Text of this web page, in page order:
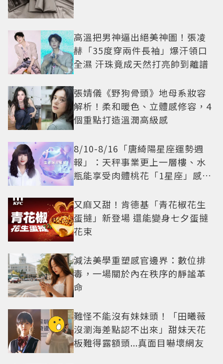
高溫把男神逼出絕美神圖！張凌
赫「35度穿兩件長袖」爆汗領口
全濕 汗珠竟成天然打亮帥到離譜
張婧儀《野狗骨頭》地母系妝容
解析！柔和暖色、立體感修容，4
個重點打造溫潤高級感
8/10-8/16「唐綺陽星座運勢週
報」：天秤事業更上一層樓、水
瓶能享受肉體桃花「1星座」感情
又麻又甜！肯德基「青花椒花生
蛋撻」新登場 還能變身七夕蛋撻
花束
減法美學重塑感官邊界：數位排
毒，一場關於內在秩序的靜謐革
命
難怪不能沒有妹妹頭！「田曦薇
沒瀏海差點認不出來」甜妹天花
板難得露額頭...真面目嚇壞網友